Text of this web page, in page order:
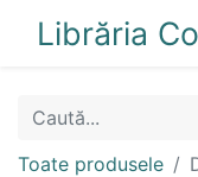
Librăria
Toate produsele